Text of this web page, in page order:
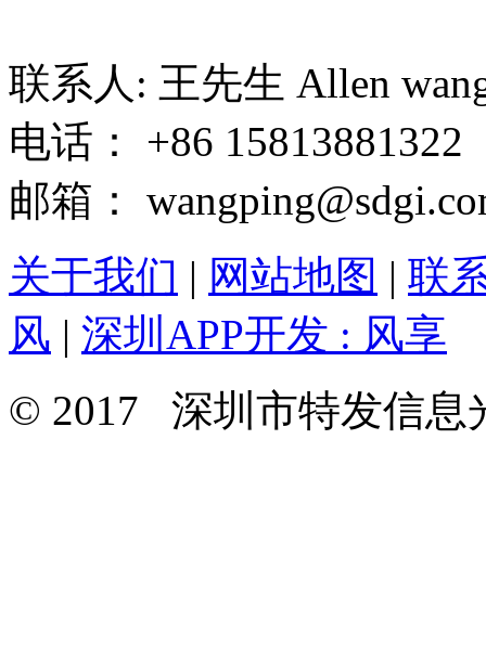
联系人: 王先生 Allen
电话： +86 15813881322
邮箱：
关于我们 | 网站地图 | 联
风 | 深圳APP开发 : 风享
© 2017 深圳市特发信息